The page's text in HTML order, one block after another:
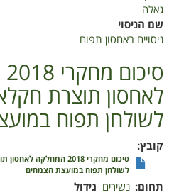
גאלה
שם הניסוי
ניסויים באחסון תפוח
לאחסון תוצרת
לשולחן תפוח
קובץ
סיכום מחקרי 2018
לשולחן תפוח במועצת הצמחים
תחום נשירים גידול